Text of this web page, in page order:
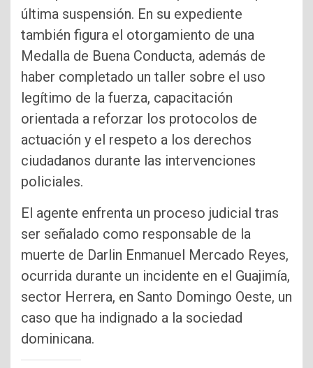
última suspensión. En su expediente
también figura el otorgamiento de una
Medalla de Buena Conducta, además de
haber completado un taller sobre el uso
legítimo de la fuerza, capacitación
orientada a reforzar los protocolos de
actuación y el respeto a los derechos
ciudadanos durante las intervenciones
policiales.
El agente enfrenta un proceso judicial tras
ser señalado como responsable de la
muerte de Darlin Enmanuel Mercado Reyes,
ocurrida durante un incidente en el Guajimía,
sector Herrera, en Santo Domingo Oeste, un
caso que ha indignado a la sociedad
dominicana.